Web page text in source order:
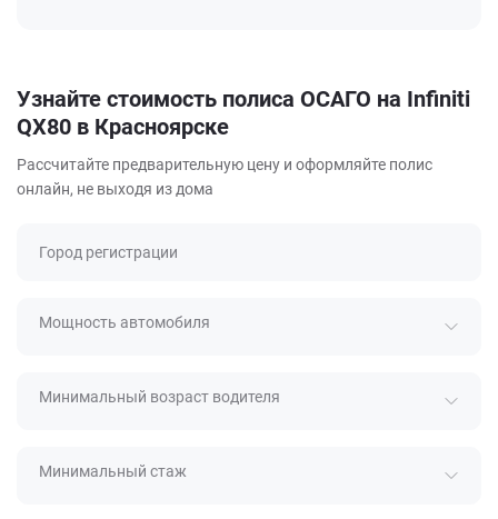
Узнайте стоимость полиса ОСАГО на Infiniti
QX80 в Красноярске
Рассчитайте предварительную цену и оформляйте полис
онлайн, не выходя из дома
Город регистрации
Мощность автомобиля
Минимальный возраст водителя
Минимальный стаж